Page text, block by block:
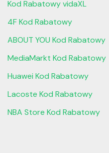
Kod Rabatowy vidaXL
4F Kod Rabatowy
ABOUT YOU Kod Rabatowy
MediaMarkt Kod Rabatowy
Huawei Kod Rabatowy
Lacoste Kod Rabatowy
NBA Store Kod Rabatowy